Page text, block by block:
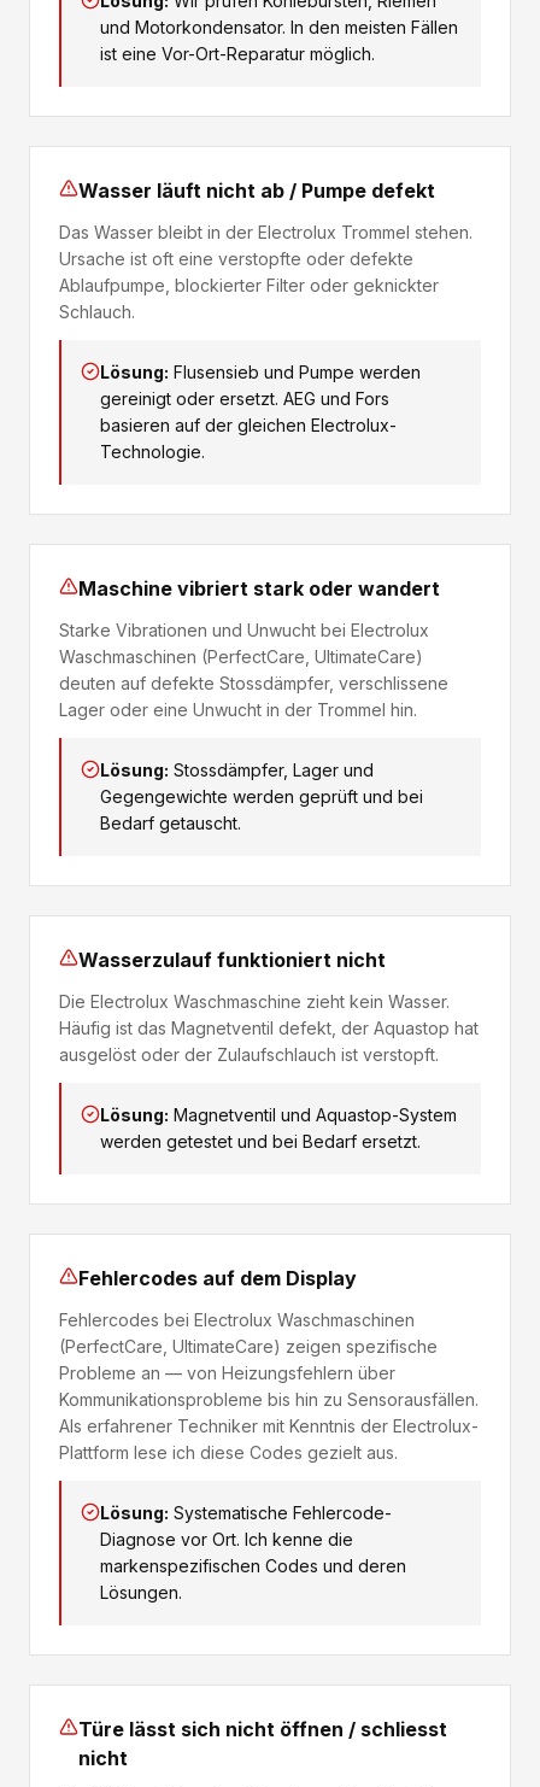
und Motorkondensator. In den meisten Fällen
ist eine Vor-Ort-Reparatur möglich.
Wasser läuft nicht ab / Pumpe defekt
Das Wasser bleibt in der Electrolux Trommel stehen.
Ursache ist oft eine verstopfte oder defekte
Ablaufpumpe, blockierter Filter oder geknickter
Schlauch.
Lösung: Flusensieb und Pumpe werden
gereinigt oder ersetzt. AEG und Fors
basieren auf der gleichen Electrolux-
Technologie.
Maschine vibriert stark oder wandert
Starke Vibrationen und Unwucht bei Electrolux
Waschmaschinen (PerfectCare, UltimateCare)
deuten auf defekte Stossdämpfer, verschlissene
Lager oder eine Unwucht in der Trommel hin.
Lösung: Stossdämpfer, Lager und
Gegengewichte werden geprüft und bei
Bedarf getauscht.
Wasserzulauf funktioniert nicht
Die Electrolux Waschmaschine zieht kein Wasser.
Häufig ist das Magnetventil defekt, der Aquastop hat
ausgelöst oder der Zulaufschlauch ist verstopft.
Lösung: Magnetventil und Aquastop-System
werden getestet und bei Bedarf ersetzt.
Fehlercodes auf dem Display
Fehlercodes bei Electrolux Waschmaschinen
(PerfectCare, UltimateCare) zeigen spezifische
Probleme an — von Heizungsfehlern über
Kommunikationsprobleme bis hin zu Sensorausfällen.
Als erfahrener Techniker mit Kenntnis der Electrolux-
Plattform lese ich diese Codes gezielt aus.
Lösung: Systematische Fehlercode-
Diagnose vor Ort. Ich kenne die
markenspezifischen Codes und deren
Lösungen.
Türe lässt sich nicht öffnen / schliesst
nicht